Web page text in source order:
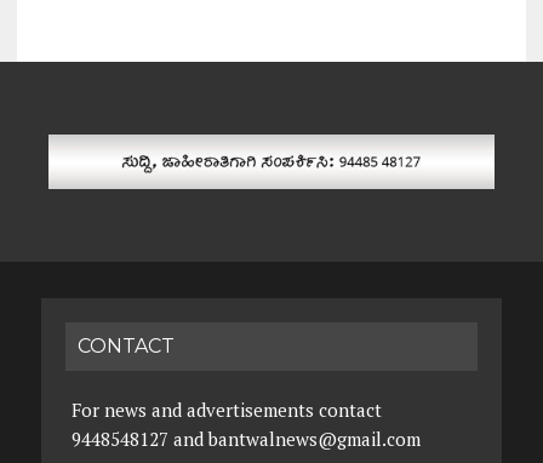
CONTACT
For news and advertisements contact
9448548127 and bantwalnews@gmail.com